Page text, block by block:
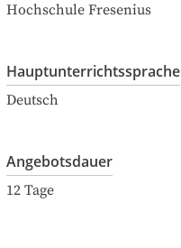
Hochschule Fresenius
Hauptunterrichtssprache
Deutsch
Angebotsdauer
12 Tage